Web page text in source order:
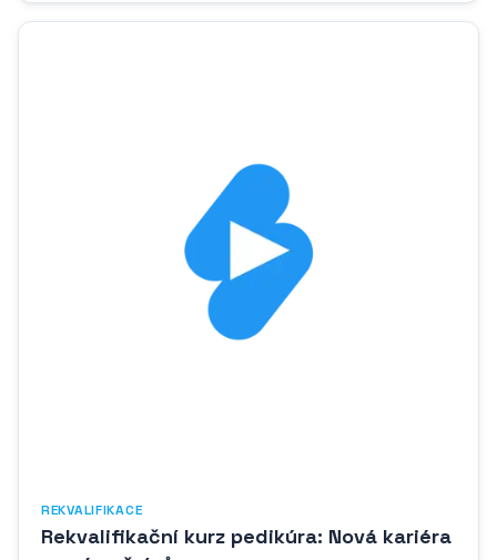
REKVALIFIKACE
Rekvalifikační kurz pedikúra: Nová kariéra